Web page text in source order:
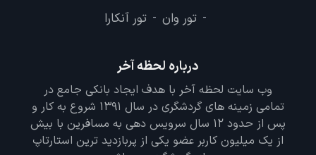
- تور وان - تور آنکارا
درباره لحظه آخر
وب سایت لحظه آخر با هدف ایجاد بانکی جامع در
تمامی زمینه های گردشگری در سال 1391 شروع به کار و
پس از حدود 12 سال سرویس دهی به مسافرین با بیش
از یک میلیون کاربر عضو یکی از پربازدید ترین استارتاپ